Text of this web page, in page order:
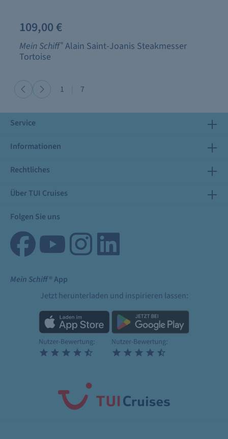
109,00 €
Mein Schiff® Alain Saint-Joanis Steakmesser
Tortoise
1 7
Service
Informationen
Rechtliches
Über TUI Cruises
Folgen Sie uns
Mein Schiff® App
Jetzt herunterladen und inspirieren lassen: